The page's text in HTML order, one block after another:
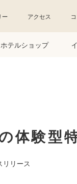
ー アクセス
ホテルショップ
体験型
リリース